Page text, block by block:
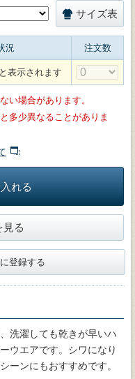
サイズ表
況 注文数
表示されます
い場合があります。
多少異なることがありま
れる
見る
登録する
洗濯しても乾きが早いハ
ウエアです。シワになり
ーンにもおすすめです。